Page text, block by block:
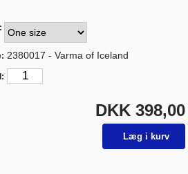
2380017 - Varma of Iceland
DKK 398,00